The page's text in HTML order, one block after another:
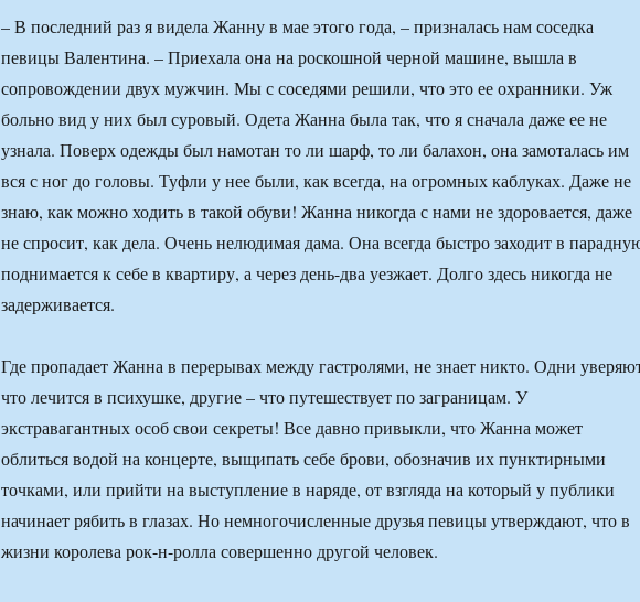
– В последний раз я видела Жанну в мае этого года, – призналась нам соседка
певицы Валентина. – Приехала она на роскошной черной машине, вышла в
сопровождении двух мужчин. Мы с соседями решили, что это ее охранники. Уж
больно вид у них был суровый. Одета Жанна была так, что я сначала даже ее не
узнала. Поверх одежды был намотан то ли шарф, то ли балахон, она замоталась им
вся с ног до головы. Туфли у нее были, как всегда, на огромных каблуках. Даже не
знаю, как можно ходить в такой обуви! Жанна никогда с нами не здоровается, даже
не спросит, как дела. Очень нелюдимая дама. Она всегда быстро заходит в
поднимается к себе в квартиру, а через день-два уезжает. Долго здесь никогда не
задерживается.
Где пропадает Жанна в перерывах между гастролями, не знает никто. Одни
что лечится в психушке, другие – что путешествует по заграницам. У
экстравагантных особ свои секреты! Все давно привыкли, что Жанна может
облиться водой на концерте, выщипать себе брови, обозначив их пунктирными
точками, или прийти на выступление в наряде, от взгляда на который у публики
начинает рябить в глазах. Но немногочисленные друзья певицы утверждают, что в
жизни королева рок-н-ролла совершенно другой человек.